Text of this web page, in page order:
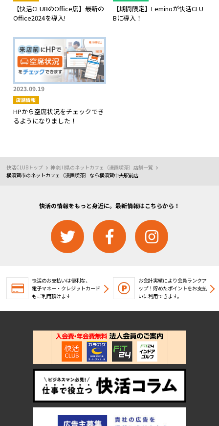
快活CLUBトップ
神奈川県のネットカフェ（漫画喫茶）店舗一覧
横須賀市のネットカフェ（漫画喫茶）なら横須賀中央駅前店
【快活CLUBのOffice席】最新の
Office2024を導入!
【期間限定】Leminoが快活CLU
Bに導入！
2023.09.19
店舗情報
HPから空席状況をチェックでき
るようになりました！
快活の情報をもっと身近に。最新情報はこちらから！
快活のお支払いは便利な、
電子マネー・クレジットカード
もご利用頂けます
お会計実績により会員ランクア
ップ！ 貯めたポイントをお支払
いに利用できます。